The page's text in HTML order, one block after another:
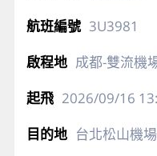
3U3981
成都-雙流機
2026/09/16
台北松山機場